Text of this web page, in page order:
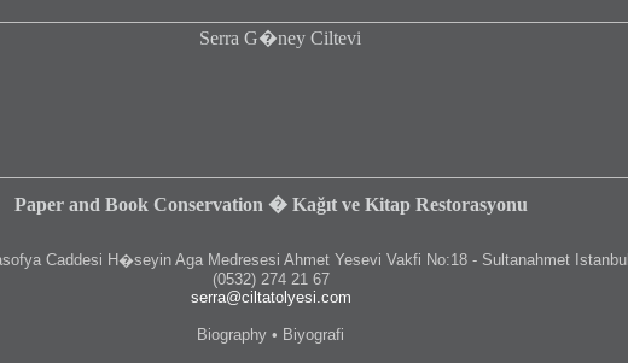
Paper and Book Conservation � Kağıt ve Kitap Restorasyonu
Caddesi H�seyin Aga Medresesi Ahmet Yesevi Vakfi No:18 - Sultanahmet Istanbul
(0532) 274 21 67
serra@ciltatolyesi.com
Biography • Biyografi